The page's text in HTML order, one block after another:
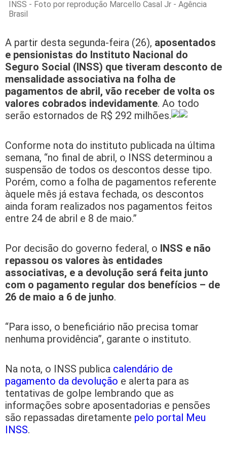
INSS - Foto por reprodução Marcello Casal Jr - Agência
Brasil
A partir desta segunda-feira (26), aposentados
e pensionistas do Instituto Nacional do
Seguro Social (INSS) que tiveram desconto de
mensalidade associativa na folha de
pagamentos de abril, vão receber de volta os
valores cobrados indevidamente. Ao todo
serão estornados de R$ 292 milhões.
Conforme nota do instituto publicada na última
semana, “no final de abril, o INSS determinou a
suspensão de todos os descontos desse tipo.
Porém, como a folha de pagamentos referente
àquele mês já estava fechada, os descontos
ainda foram realizados nos pagamentos feitos
entre 24 de abril e 8 de maio.”
Por decisão do governo federal, o INSS e não
repassou os valores às entidades
associativas, e a devolução será feita junto
com o pagamento regular dos benefícios – de
26 de maio a 6 de junho.
“Para isso, o beneficiário não precisa tomar
nenhuma providência”, garante o instituto.
Na nota, o INSS publica calendário de
pagamento da devolução e alerta para as
tentativas de golpe lembrando que as
informações sobre aposentadorias e pensões
são repassadas diretamente pelo portal Meu
INSS.